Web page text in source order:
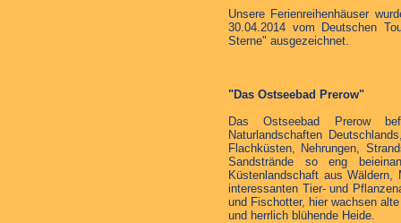
Unsere Ferienreihenhäuser
30.04.2014 vom Deutschen
Sterne" ausgezeichnet.
"Das Ostseebad Prerow"
Das Ostseebad Prerow
Naturlandschaften
Flachküsten, Nehrungen,
Sandstrände so eng
Küstenlandschaft aus
interessanten Tier- und
und Fischotter, hier wachsen
und herrlich blühende Heide.